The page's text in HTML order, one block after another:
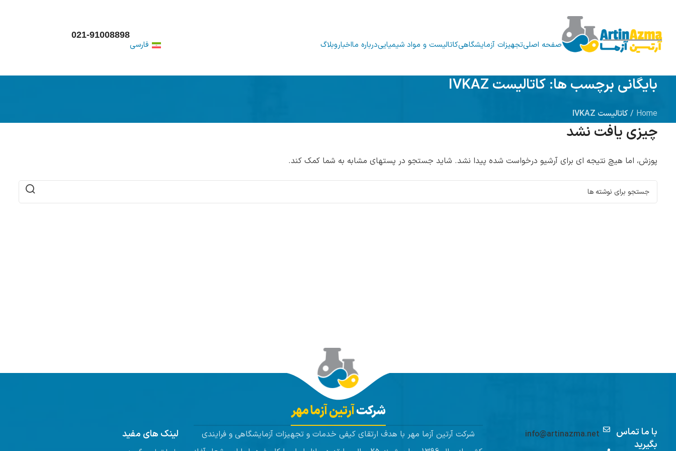
صفحه اصلیتجهیزات آزمایشگاهیکاتالیست و مواد شیمیاییدرباره مااخباروبلاگ فارسی
021-91008898
بایگانی برچسب ها: کاتالیست IVKAZ
Home
/کاتالیست IVKAZ
چیزی یافت نشد
پوزش، اما هیچ نتیجه ای برای آرشیو درخواست شده پیدا نشد. شاید جستجو در پستهای مشابه به شما کمک کند.
شرکتآرتین آزما مهر
شرکت آرتین آزما مهر با هدف ارتقای کیفی خدمات و تجهیزات آزمایشگاهی و فرایندی
لینک های مفید info@artinazma.net
با ما تماس
بگیرید